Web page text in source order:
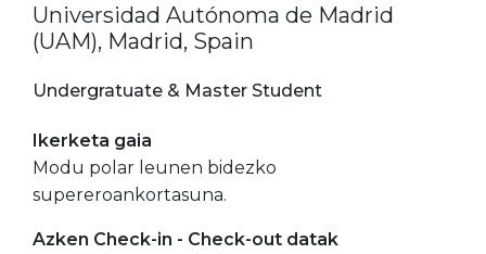
Universidad Autónoma de Madrid
(UAM), Madrid, Spain
Undergratuate & Master Student
Ikerketa gaia
Modu polar leunen bidezko
supereroankortasuna.
Azken Check-in - Check-out datak